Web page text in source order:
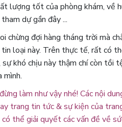
lượng tốt của phòng khám, về
dự gần đây ...
chừng đợi hàng tháng trời mà
loại này. Trên thực tế, rất có
sự khó chịu này thậm chí còn tồi
mình.
làm như vậy nhé! Các nội
trang tin tức & sự kiện của
thể giải quyết các vấn đề về